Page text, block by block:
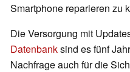
Smartphone reparieren zu
Die Versorgung mit
Datenbanksind es fünf
Nachfrage auch für die